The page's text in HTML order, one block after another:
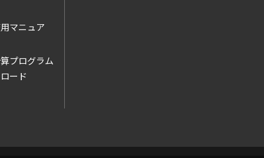
マニュア
プログラム
ード